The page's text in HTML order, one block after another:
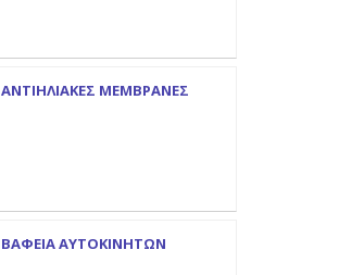
ΑΝΤΙΗΛΙΑΚΕΣ ΜΕΜΒΡΑΝΕΣ
ΒΑΦΕΙΑ ΑΥΤΟΚΙΝΗΤΩΝ